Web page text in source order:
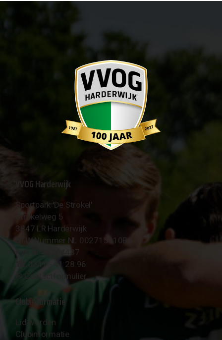
VVOG Harderwijk
Sportpark 'De Strokel'
Strokelweg 5
3847 LR Harderwijk
BTW Nummer NL 002715910B01
KvK Nr 40094437
☎︎ 0341 - 41 28 96
✉︎ Contactformulier
Clubinformatie
Lid worden
Clubinformatie